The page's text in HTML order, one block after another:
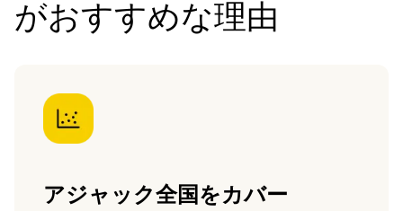
がおすすめな理由
アジャック全国をカバー